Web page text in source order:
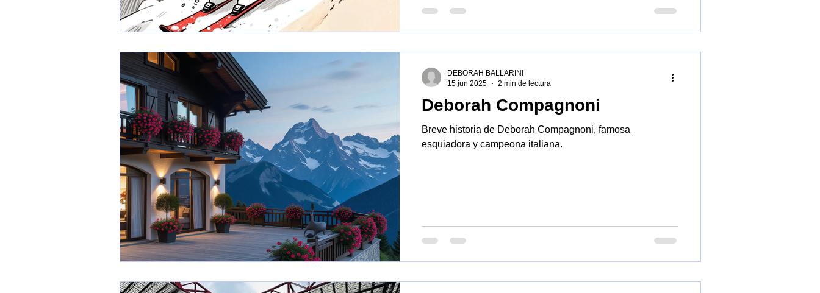
y que representan desafíos muy importantes para los
Deborah Compagnoni
Breve historia de Deborah Compagnoni, famosa
esquiadora y campeona italiana.
DEBORAH BALLARINI
15 jun 2025
2 min de lectura